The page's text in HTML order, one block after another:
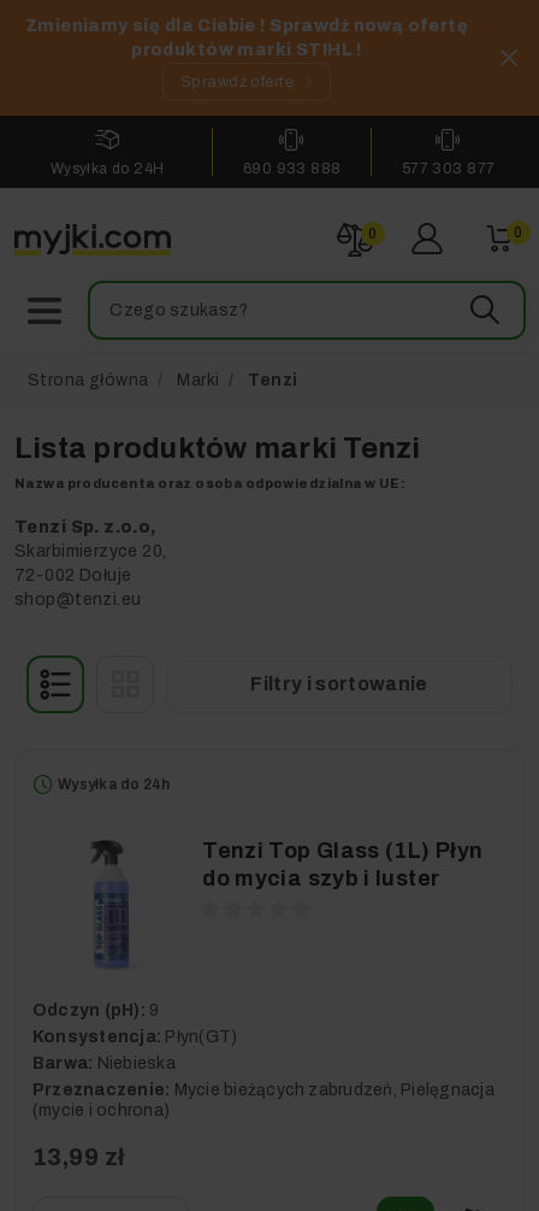
Zmieniamy się dla Ciebie ! Sprawdź nową ofertę
produktów marki STIHL !
Sprawdź ofertę
Wysyłka do 24H 690 933 888 577 303 877
0 0
Strona główna Marki Tenzi
Lista produktów marki Tenzi
Nazwa producenta oraz osoba odpowiedzialna w UE:
Tenzi Sp. z.o.o,
Skarbimierzyce 20,
72-002 Dołuje
shop@tenzi.eu
Filtry i sortowanie
Wysyłka do 24h
Tenzi Top Glass (1L) Płyn
do mycia szyb i luster
Odczyn (pH): 9
Konsystencja: Płyn(GT)
Barwa: Niebieska
Przeznaczenie: Mycie bieżących zabrudzeń, Pielęgnacja
(mycie i ochrona)
13,99 zł